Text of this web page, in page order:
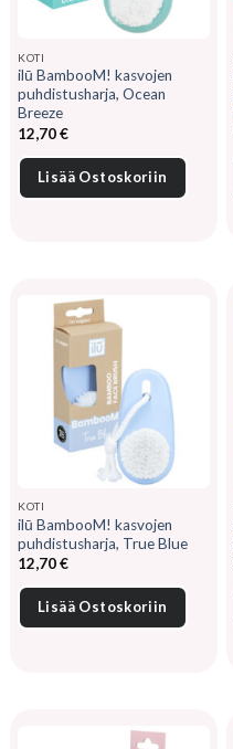
KOTI
ilū BambooM! kasvojen
puhdistusharja, Ocean
Breeze
12,70€
Lisää Ostoskoriin
KOTI
ilū BambooM! kasvojen
puhdistusharja, True Blue
12,70€
Lisää Ostoskoriin